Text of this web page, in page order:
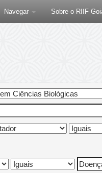
Navegar Sobre o RIIF